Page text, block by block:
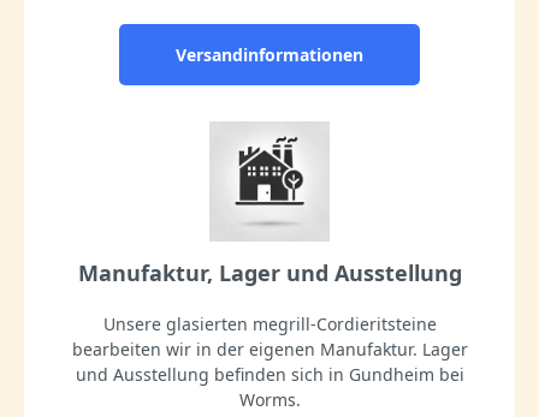
Versandinformationen
Manufaktur, Lager und Ausstellung
Unsere glasierten megrill-Cordieritsteine
bearbeiten wir in der eigenen Manufaktur. Lager
und Ausstellung befinden sich in Gundheim bei
Worms.